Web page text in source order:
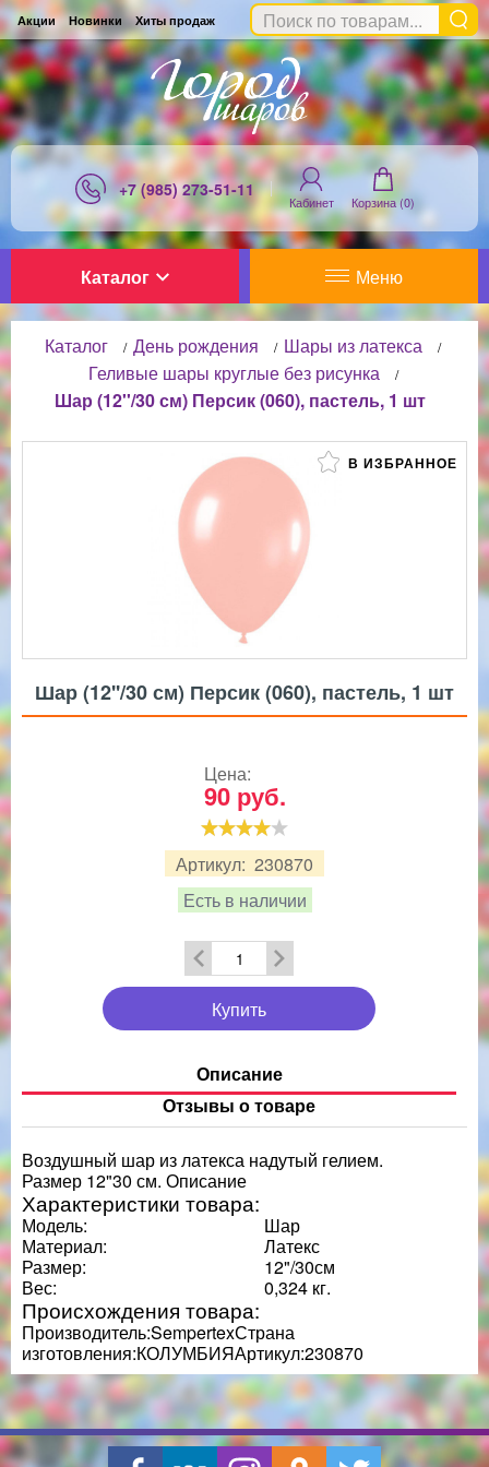
Акции Новинки Хиты продаж
+7 (985) 273-51-11
Кабинет Корзина (0)
Каталог Меню
Каталог / День рождения / Шары из латекса /
Геливые шары круглые без рисунка /
Шар (12''/30 см) Персик (060), пастель, 1 шт
В ИЗБРАННОЕ
Шар (12''/30 см) Персик (060), пастель, 1 шт
Артикул: 230870
Есть в наличии
Цена:
90 руб.
Купить
Описание
Отзывы о товаре
Воздушный шар из латекса надутый гелием.
Размер 12"30 см. Описание
Характеристики товара:
Модель:
Шар
Материал:
Латекс
Размер:
12"/30см
Вес:
0,324 кг.
Происхождения товара:
Производитель:SempertexСтрана
изготовления:КОЛУМБИЯАртикул:230870